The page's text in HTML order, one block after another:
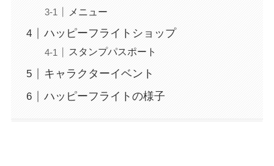
メニュー
ハッピーフライトショップ
スタンプパスポート
キャラクターイベント
ハッピーフライトの様子